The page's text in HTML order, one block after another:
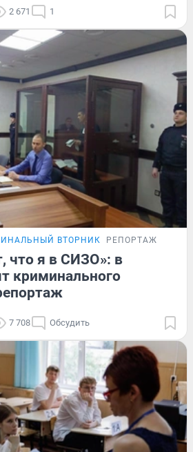
2 671 1
ВТОРНИК РЕПОРТАЖ
что я в СИЗО»: в
криминального
7 708 Обсудить